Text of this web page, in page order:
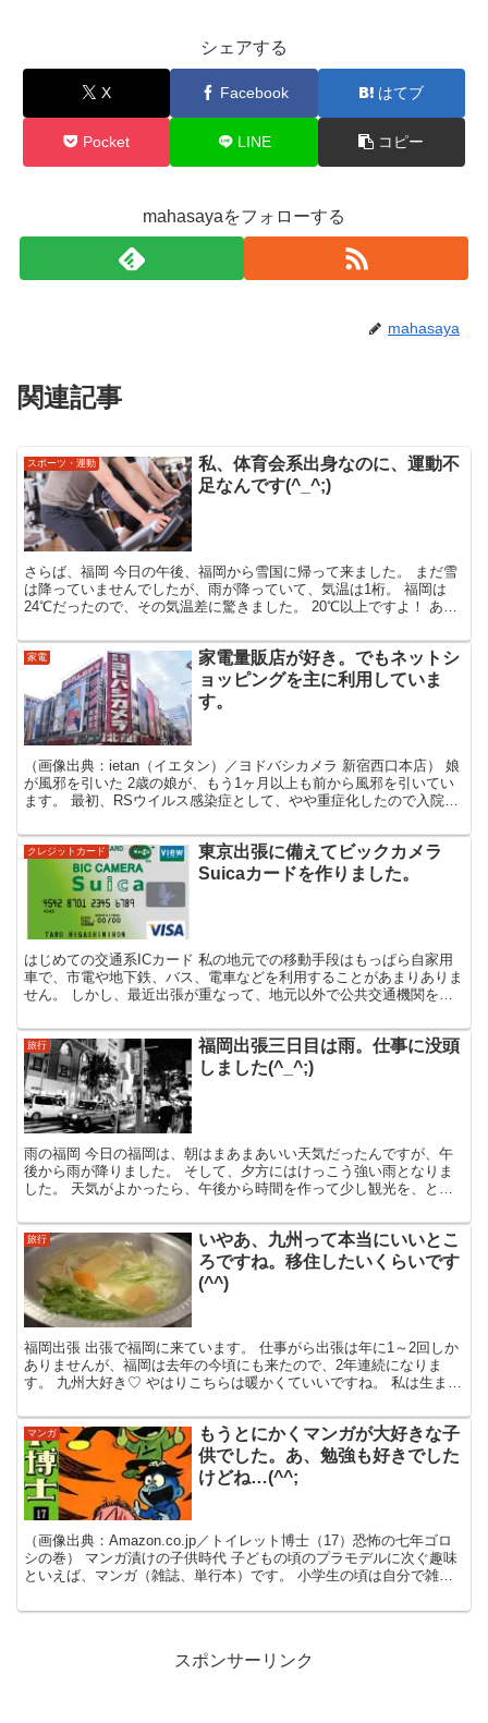
シェアする
X Facebook はてブ
Pocket LINE コピー
mahasayaをフォローする
mahasaya
関連記事
スポーツ・運動
私、体育会系出身なのに、運動不
足なんです(^_^;)
さらば、福岡 今日の午後、福岡から雪国に帰って来ました。 まだ雪
は降っていませんでしたが、雨が降っていて、気温は1桁。 福岡は
24℃だったので、その気温差に驚きました。 20℃以上ですよ！ あ
家電
家電量販店が好き。でもネットシ
ョッピングを主に利用していま
す。
（画像出典：ietan（イエタン）／ヨドバシカメラ 新宿西口本店） 娘
が風邪を引いた 2歳の娘が、もう1ヶ月以上も前から風邪を引いてい
ます。 最初、RSウイルス感染症として、やや重症化したので入院治
クレジットカード
東京出張に備えてビックカメラ
Suicaカードを作りました。
はじめての交通系ICカード 私の地元での移動手段はもっぱら自家用
車で、市電や地下鉄、バス、電車などを利用することがあまりありま
せん。 しかし、最近出張が重なって、地元以外で公共交通機関を利
旅行
福岡出張三日目は雨。仕事に没頭
しました(^_^;)
雨の福岡 今日の福岡は、朝はまあまあいい天気だったんですが、午
後から雨が降りました。 そして、夕方にはけっこう強い雨となりま
した。 天気がよかったら、午後から時間を作って少し観光を、と思
旅行
いやあ、九州って本当にいいとこ
ろですね。移住したいくらいです
(^^)
福岡出張 出張で福岡に来ています。 仕事がら出張は年に1～2回しか
ありませんが、福岡は去年の今頃にも来たので、2年連続になりま
す。 九州大好き♡ やはりこちらは暖かくていいですね。 私は生まれ
マンガ
もうとにかくマンガが大好きな子
供でした。あ、勉強も好きでした
けどね…(^^;
（画像出典：Amazon.co.jp／トイレット博士（17）恐怖の七年ゴロ
シの巻） マンガ漬けの子供時代 子どもの頃のプラモデルに次ぐ趣味
といえば、マンガ（雑誌、単行本）です。 小学生の頃は自分で雑誌
スポンサーリンク